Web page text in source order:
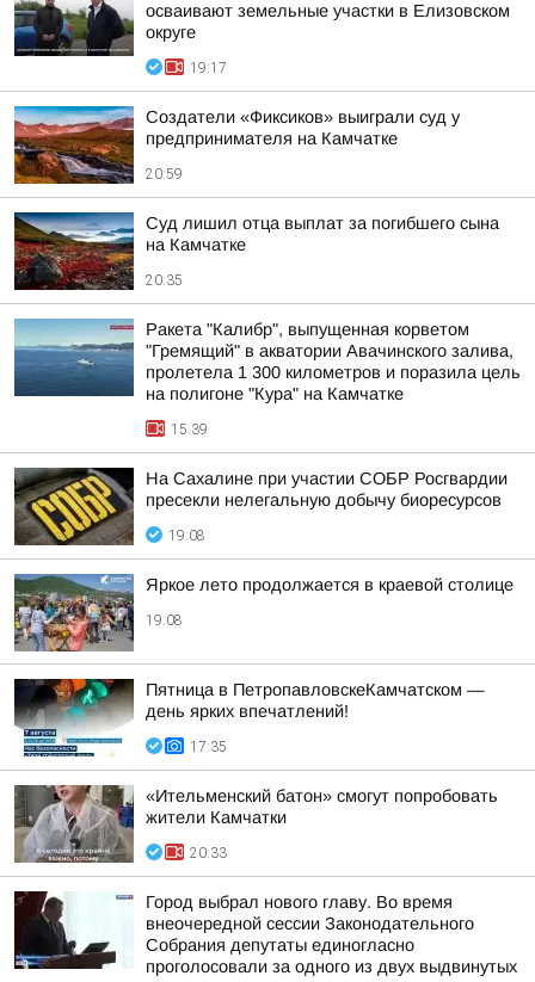
осваивают земельные участки в Елизовском
округе
19:17
Создатели «Фиксиков» выиграли суд у
предпринимателя на Камчатке
20:59
Суд лишил отца выплат за погибшего сына
на Камчатке
20:35
Ракета "Калибр", выпущенная корветом
"Гремящий" в акватории Авачинского залива,
пролетела 1 300 километров и поразила цель
на полигоне "Кура" на Камчатке
15:39
На Сахалине при участии СОБР Росгвардии
пресекли нелегальную добычу биоресурсов
19:08
Яркое лето продолжается в краевой столице
19:08
Пятница в ПетропавловскеКамчатском —
день ярких впечатлений!
17:35
«Ительменский батон» смогут попробовать
жители Камчатки
20:33
Город выбрал нового главу. Во время
внеочередной сессии Законодательного
Собрания депутаты единогласно
проголосовали за одного из двух выдвинутых